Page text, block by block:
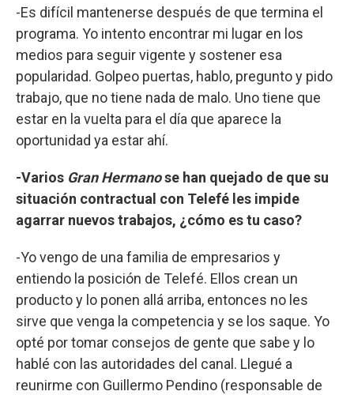
-Es difícil mantenerse después de que termina el
programa. Yo intento encontrar mi lugar en los
medios para seguir vigente y sostener esa
popularidad. Golpeo puertas, hablo, pregunto y pido
trabajo, que no tiene nada de malo. Uno tiene que
estar en la vuelta para el día que aparece la
oportunidad ya estar ahí.
-Varios Gran Hermanose han quejado de que su
situación contractual con Telefé les impide
agarrar nuevos trabajos, ¿cómo es tu caso?
-Yo vengo de una familia de empresarios y
entiendo la posición de Telefé. Ellos crean un
producto y lo ponen allá arriba, entonces no les
sirve que venga la competencia y se los saque. Yo
opté por tomar consejos de gente que sabe y lo
hablé con las autoridades del canal. Llegué a
reunirme con Guillermo Pendino (responsable de